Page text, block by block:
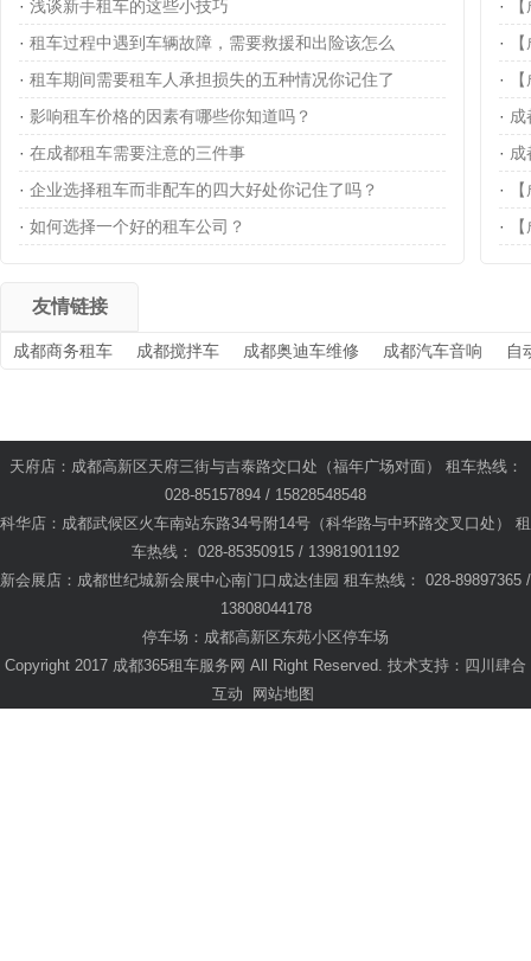
· 浅谈新手租车的这些小技巧
· 租车过程中遇到车辆故障，需要救援和出险该怎么
· 租车期间需要租车人承担损失的五种情况你记住了
· 影响租车价格的因素有哪些你知道吗？
· 在成都租车需要注意的三件事
· 企业选择租车而非配车的四大好处你记住了吗？
· 如何选择一个好的租车公司？
·
·
·
· 成
· 成
·
·
友情链接
成都商务租车 成都搅拌车 成都奥迪车维修 成都汽车音响 自
天府店：成都高新区天府三街与吉泰路交口处（福年广场对面） 租车热线：
028-85157894 / 15828548548
科华店：成都武候区火车南站东路34号附14号（科华路与中环路交叉口处） 租
车热线： 028-85350915 / 13981901192
新会展店：成都世纪城新会展中心南门口成达佳园 租车热线： 028-89897365 /
13808044178
停车场：成都高新区东苑小区停车场
Copyright 2017 成都365租车服务网 All Right Reserved. 技术支持： 四川肆合
互动
网站地图